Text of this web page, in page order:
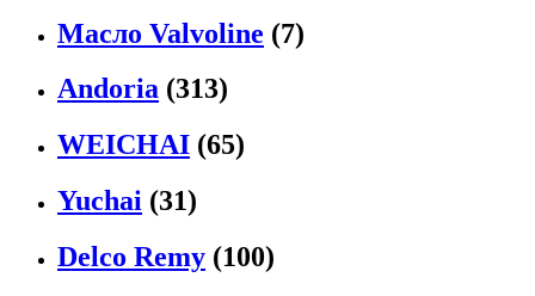
Масло Valvoline (7)
Andoria (313)
WEICHAI (65)
Yuchai (31)
Delco Remy (100)